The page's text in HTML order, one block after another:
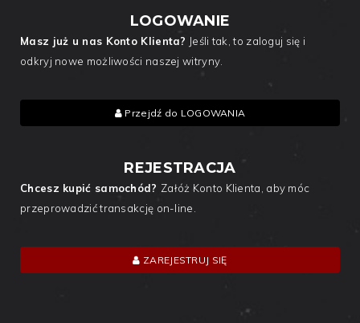
LOGOWANIE
Masz już u nas Konto Klienta? Jeśli tak, to zaloguj się i
odkryj nowe możliwości naszej witryny.
Przejdź do LOGOWANIA
REJESTRACJA
Chcesz kupić samochód? Załóż Konto Klienta, aby móc
przeprowadzić transakcję on-line.
ZAREJESTRUJ SIĘ